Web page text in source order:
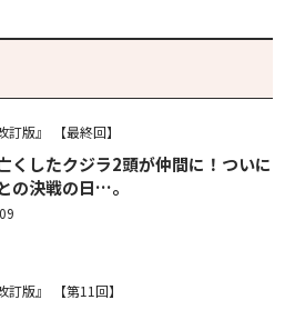
版』 【最終回】
くしたクジラ2頭が仲間に！ついに
の決戦の日…。
版』 【第11回】